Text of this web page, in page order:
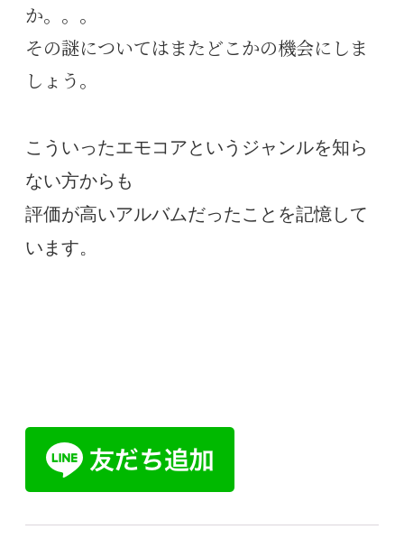
か。。。
その謎についてはまたどこかの機会にしま
しょう。
こういったエモコアというジャンルを知ら
ない方からも
評価が高いアルバムだったことを記憶して
います。